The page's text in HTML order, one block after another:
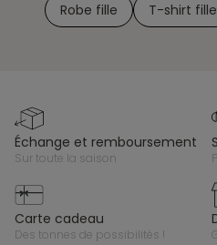
Robe fille
T-shirt fille
échange et remboursement
sur toute la saison
carte cadeau
des tonnes de possibilités !